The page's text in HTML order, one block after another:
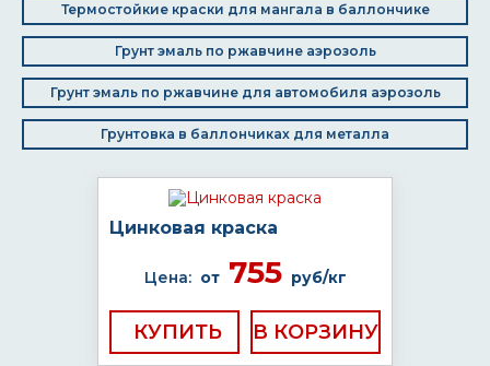
Термостойкие краски для мангала в баллончике
Грунт эмаль по ржавчине аэрозоль
Грунт эмаль по ржавчине для автомобиля аэрозоль
Грунтовка в баллончиках для металла
Цинковая краска
Цена: от755 руб/кг
КУПИТЬ